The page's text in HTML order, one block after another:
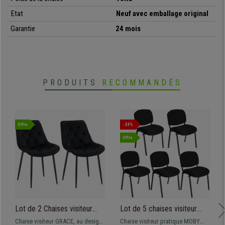
Etat
Neuf avec emballage original
Garantie
24 mois
PRODUITS RECOMMANDÉS
Offre
Lot de 2 Chaises visiteur
GRACE, Design Confortable
Chaise visiteur GRACE, au design
-24%
Offre
Lot de 5 chaises visiteur
MOBY BASE, Commode et
Chaise visiteur pratique MOBY